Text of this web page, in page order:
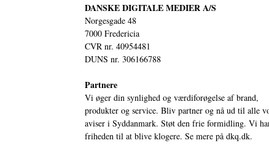
DANSKE DIGITALE MEDIER A/S
Norgesgade 48
7000 Fredericia
CVR nr. 40954481
DUNS nr. 306166788
Partnere
Vi øger din synlighed og værdiforøgelse af brand,
produkter og service. Bliv partner og nå ud til alle
aviser i Syddanmark. Støt den frie formidling. Vi
friheden til at blive klogere. Se mere på dkq.dk.